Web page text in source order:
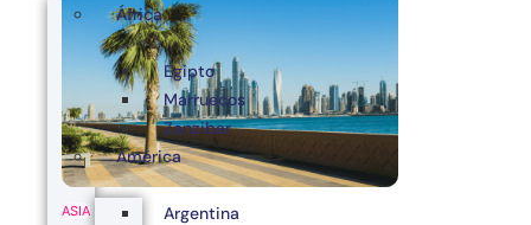
ASIA
África
Egipto
Marruecos
Zanzibar
América
Argentina